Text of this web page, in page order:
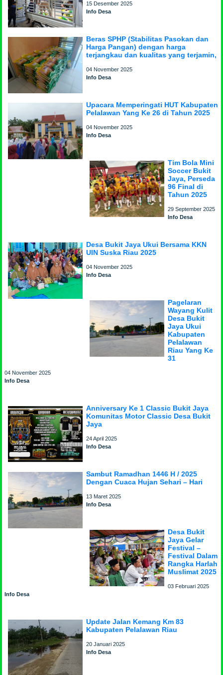
15 Desember 2025
Info Desa
Beras SPHP (Stabilitas Pasokan dan
Harga Pangan) dengan harga
terjangkau dan kualitas yang terjamin,
04 November 2025
Info Desa
Upacara Memperingati HUT Kabupaten
Pelalawan Yang Ke 26 di Tahun 2025
04 November 2025
Info Desa
Tim Bola Mini
Soccer Bukit
Jaya, Perseda
96 Final di
Tahun 2025
29 September 2025
Info Desa
Desa Bukit Jaya Ukui Bersama KKN
UIN Suska Riau 2025
04 November 2025
Info Desa
Pagelaran
Wayang Kulit
Desa Bukit
Jaya Ukui
Kabupaten
Pelalawan
Riau Yang Ke
31
04 November 2025
Info Desa
Anniversary Ke 1 Classic Bukit Jaya
Komunitas Motor Classic Desa Bukit
Jaya
24 April 2025
Info Desa
Sambut Ramadhan 1446 H / 2025
Dengan Cuaca Hujan Sehari – Hari
13 Maret 2025
Info Desa
Desa Bukit
Jaya Gelar
Festival –
Festival Dalam
Rangka Harlah
Muslimat 2025
03 Februari 2025
Info Desa
Update Jalan Kemang Km 83
Kabupaten Pelalawan Riau
20 Januari 2025
Info Desa